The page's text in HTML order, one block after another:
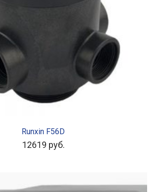
Runxin F56D
12619 руб.